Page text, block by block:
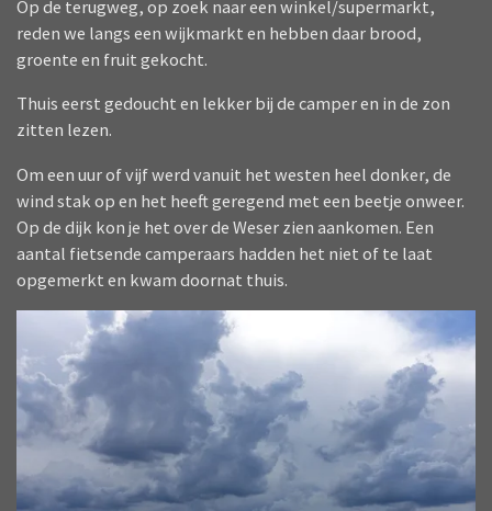
Op de terugweg, op zoek naar een winkel/supermarkt,
reden we langs een wijkmarkt en hebben daar brood,
groente en fruit gekocht.
Thuis eerst gedoucht en lekker bij de camper en in de zon
zitten lezen.
Om een uur of vijf werd vanuit het westen heel donker, de
wind stak op en het heeft geregend met een beetje onweer.
Op de dijk kon je het over de Weser zien aankomen. Een
aantal fietsende camperaars hadden het niet of te laat
opgemerkt en kwam doornat thuis.